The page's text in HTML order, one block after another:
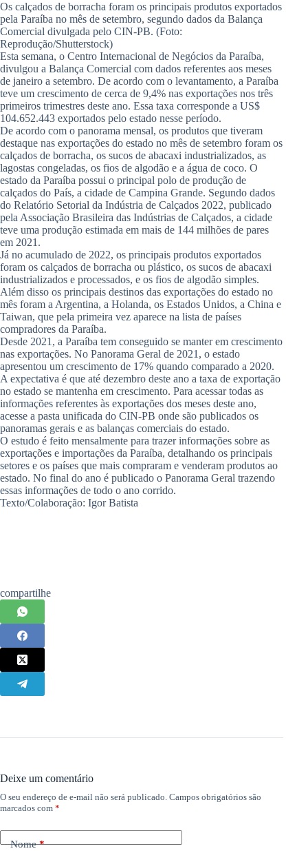
Os calçados de borracha foram os principais produtos exportados
pela Paraíba no mês de setembro, segundo dados da Balança
Comercial divulgada pelo CIN-PB. (Foto:
Reprodução/Shutterstock)
Esta semana, o Centro Internacional de Negócios da Paraíba,
divulgou a Balança Comercial com dados referentes aos meses
de janeiro a setembro. De acordo com o levantamento, a Paraíba
teve um crescimento de cerca de 9,4% nas exportações nos três
primeiros trimestres deste ano. Essa taxa corresponde a US$
104.652.443 exportados pelo estado nesse período.
De acordo com o panorama mensal, os produtos que tiveram
destaque nas exportações do estado no mês de setembro foram os
calçados de borracha, os sucos de abacaxi industrializados, as
lagostas congeladas, os fios de algodão e a água de coco. O
estado da Paraíba possui o principal polo de produção de
calçados do País, a cidade de Campina Grande. Segundo dados
do Relatório Setorial da Indústria de Calçados 2022, publicado
pela Associação Brasileira das Indústrias de Calçados, a cidade
teve uma produção estimada em mais de 144 milhões de pares
em 2021.
Já no acumulado de 2022, os principais produtos exportados
foram os calçados de borracha ou plástico, os sucos de abacaxi
industrializados e processados, e os fios de algodão simples.
Além disso os principais destinos das exportações do estado no
mês foram a Argentina, a Holanda, os Estados Unidos, a China e
Taiwan, que pela primeira vez aparece na lista de países
compradores da Paraíba.
Desde 2021, a Paraíba tem conseguido se manter em crescimento
nas exportações. No Panorama Geral de 2021, o estado
apresentou um crescimento de 17% quando comparado a 2020.
A expectativa é que até dezembro deste ano a taxa de exportação
no estado se mantenha em crescimento. Para acessar todas as
informações referentes às exportações dos meses deste ano,
acesse a pasta unificada do CIN-PB onde são publicados os
panoramas gerais e as balanças comerciais do estado.
O estudo é feito mensalmente para trazer informações sobre as
exportações e importações da Paraíba, detalhando os principais
setores e os países que mais compraram e venderam produtos ao
estado. No final do ano é publicado o Panorama Geral trazendo
essas informações de todo o ano corrido.
Texto/Colaboração: Igor Batista
compartilhe
Deixe um comentário
O seu endereço de e-mail não será publicado. Campos obrigatórios são
marcados com *
Nome*